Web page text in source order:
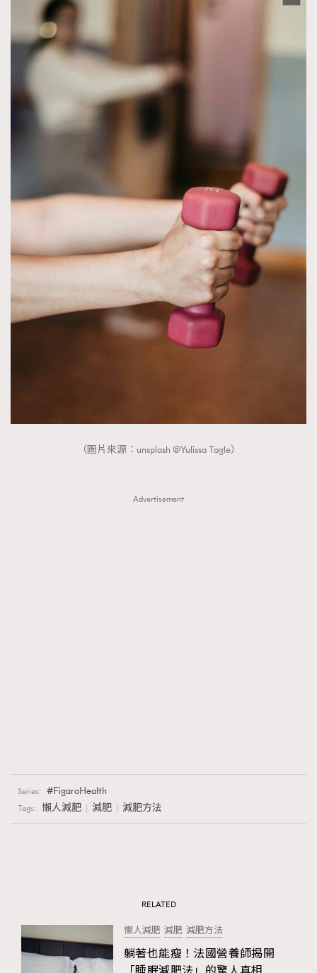
（圖片來源：unsplash @Yulissa Tagle）
Advertisement
Series: FigaroHealth
Tags: 懶人減肥 減肥 減肥方法
RELATED
懶人減肥 減肥 減肥方法
躺著也能瘦！法國營養師揭開